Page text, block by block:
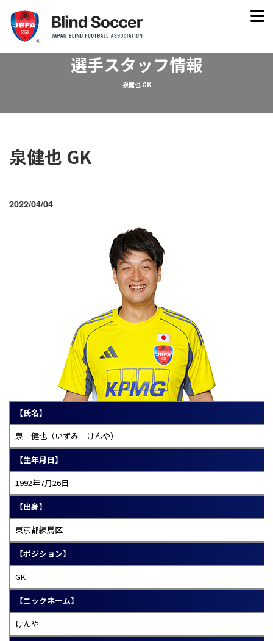
選手スタッフ情報
泉健也 GK
泉健也 GK
2022/04/04
【氏名】
泉 健也（いずみ けんや）
【生年月日】
1992年7月26日
【出身】
東京都練馬区
【ポジション】
GK
【ニックネーム】
けんや